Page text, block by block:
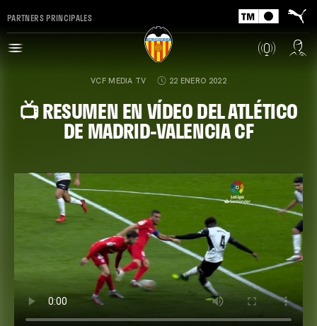
PARTNERS PRINCIPALES
VCF MEDIA TV 22 ENERO 2022
📺 RESUMEN EN VÍDEO DEL ATLÉTICO
DE MADRID-VALENCIA CF